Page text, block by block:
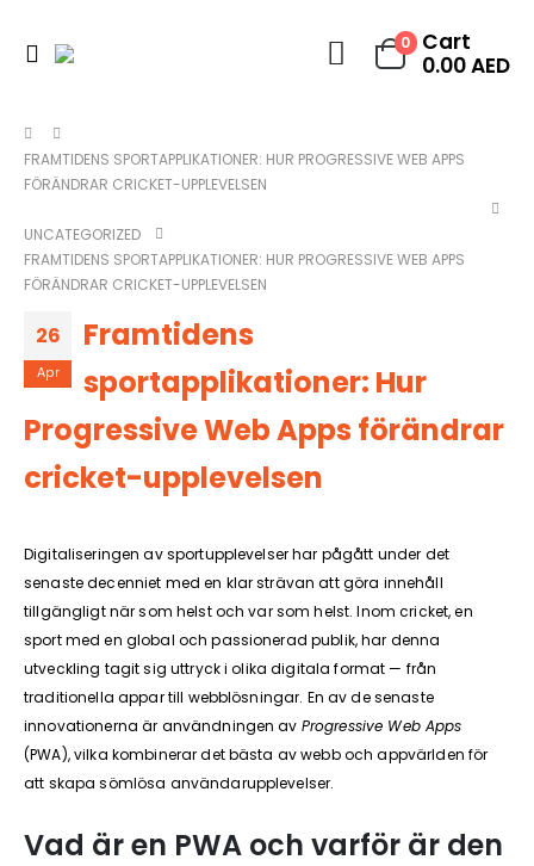
0
Cart
0.00AED
FRAMTIDENS SPORTAPPLIKATIONER: HUR PROGRESSIVE WEB APPS
FÖRÄNDRAR CRICKET-UPPLEVELSEN
UNCATEGORIZED
FRAMTIDENS SPORTAPPLIKATIONER: HUR PROGRESSIVE WEB APPS
FÖRÄNDRAR CRICKET-UPPLEVELSEN
26
Apr
Framtidens
sportapplikationer: Hur
Progressive Web Apps förändrar
cricket-upplevelsen
Digitaliseringen av sportupplevelser har pågått under det
senaste decenniet med en klar strävan att göra innehåll
tillgängligt när som helst och var som helst. Inom cricket, en
sport med en global och passionerad publik, har denna
utveckling tagit sig uttryck i olika digitala format — från
traditionella appar till webblösningar. En av de senaste
innovationerna är användningen av Progressive Web Apps
(PWA), vilka kombinerar det bästa av webb och appvärlden för
att skapa sömlösa användarupplevelser.
Vad är en PWA och varför är den